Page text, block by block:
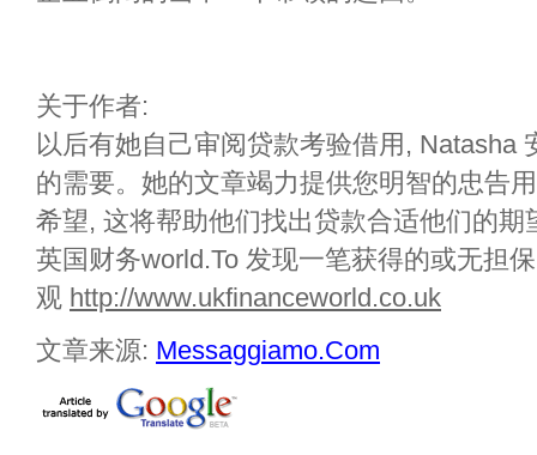
关于作者:
以后有她自己审阅贷款考验借用, Natasha
的需要。她的文章竭力提供您明智的忠告
希望, 这将帮助他们找出贷款合适他们的
英国财务world.To 发现一笔获得的或无担
观 http://www.ukfinanceworld.co.uk
文章来源: Messaggiamo.Com